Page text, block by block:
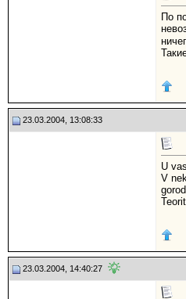
По
23.03.2004, 13:08:33
U
V
23.03.2004, 14:40:27